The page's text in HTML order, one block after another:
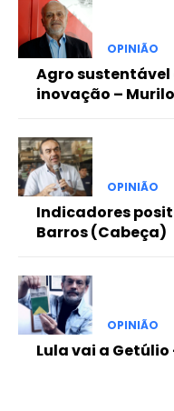
OPINIÃO
Agro sustentável
inovação –
OPINIÃO
Indicadores
Barros (Cabeça)
OPINIÃO
Lula vai a